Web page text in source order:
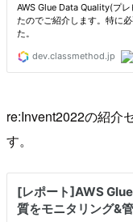
re:Invent2022の紹介
す。